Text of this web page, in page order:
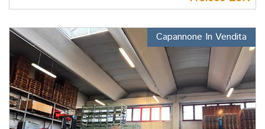
Capannone In Vendita